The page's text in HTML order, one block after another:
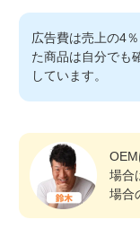
広告費は売上の4
た商品は自分でも
しています。
場合
場合